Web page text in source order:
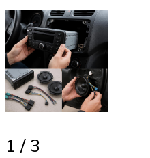
1 / 3